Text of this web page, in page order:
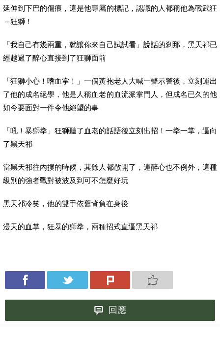
延伸到下巴的傷痕，這是他專屬的標記，認識的人都稱他為戰武狂
－狂獅！
「我自己有幾兩重，就讓你來自己試試看」說話的剎那，黑天祁已
經越過了醉心直接到了狂獅面前
「狂獅小心！嗜血掌！」一個黃袍老人大喊一聲示警後，立刻運出
了他的成名絕學，他是人稱血老的血流派掌門人，但成名已久的他
如今要面對一件令他絕望的事
「吼！暴獅拳」狂獅聽了血老的話語後立刻出招！一拳一掌，逼向
了黑天祁
當黑天祁往內撲的時候，其餘人都散開了，連醉心也不例外，這種
級別的強者戰對被波及到可不怎麼好玩
黑天祁冷笑，他的雙手依舊背負在身後
漫天的血掌，狂暴的獅拳，兩種招式直逼黑天祁
回應